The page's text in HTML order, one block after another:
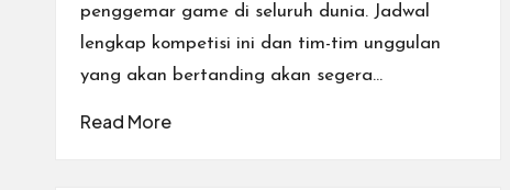
penggemar game di seluruh dunia. Jadwal
lengkap kompetisi ini dan tim-tim unggulan
yang akan bertanding akan segera…
Read More